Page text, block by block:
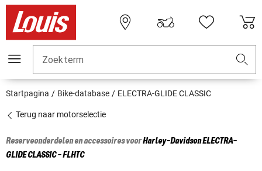
Zoekterm
Startpagina Bike-database ELECTRA-GLIDE CLASSIC
Terug naar motorselectie
Reserveonderdelen en accessoires voorHarley-DavidsonELECTRA-
GLIDE CLASSIC - FLHTC